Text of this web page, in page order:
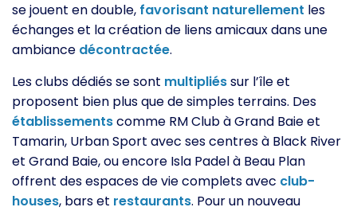
se jouent en double, favorisant naturellement les
échanges et la création de liens amicaux dans une
ambiance décontractée.
Les clubs dédiés se sont multipliéssur l’île et
proposent bien plus que de simples terrains. Des
établissementscomme RM Club à Grand Baie et
Tamarin, Urban Sport avec ses centres à Black River
et Grand Baie, ou encore Isla Padel à Beau Plan
offrent des espaces de vie complets avec club-
houses, bars et restaurants. Pour un nouveau